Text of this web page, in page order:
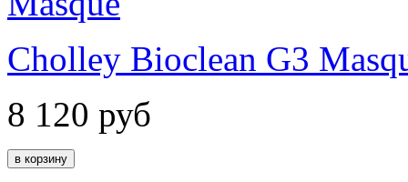
Cholley Bioclean G3
8 120 руб